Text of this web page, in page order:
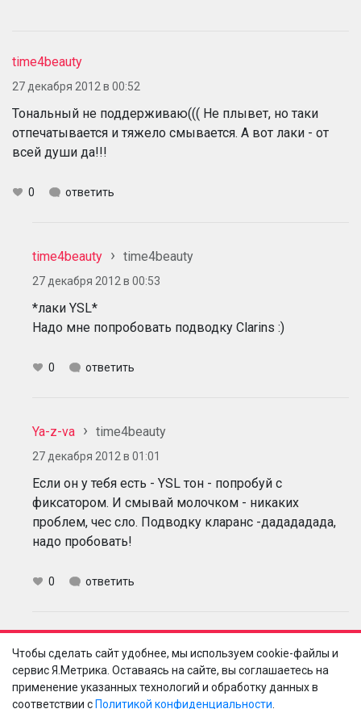
time4beauty
27 декабря 2012 в 00:52
Тональный не поддерживаю((( Не плывет, но таки
отпечатывается и тяжело смывается. А вот лаки - от
всей души да!!!
0 ответить
time4beauty time4beauty
27 декабря 2012 в 00:53
*лаки YSL*
Надо мне попробовать подводку Clarins :)
0 ответить
Ya-z-va time4beauty
27 декабря 2012 в 01:01
Если он у тебя есть - YSL тон - попробуй с
фиксатором. И смывай молочком - никаких
проблем, чес сло. Подводку кларанс -дадададада,
надо пробовать!
0 ответить
time4beauty Ya-z-va
27 декабря 2012 в 15:51
Не хо с фиксатором, мне нравится, когда минимум
Чтобы сделать сайт удобнее, мы используем cookie-файлы и
сервис Я.Метрика. Оставаясь на сайте, вы соглашаетесь на
применение указанных технологий и обработку данных в
соответствии с Политикой конфиденциальности